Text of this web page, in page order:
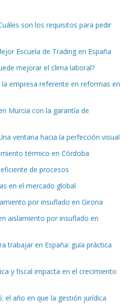
son los requisitos para pedir
Escuela de Trading en España
mejorar el clima laboral?
empresa referente en reformas en
Murcia con la garantía de
ventana hacia la perfección visual
térmico en Córdoba
de procesos
en el mercado global
por insuflado en Girona
aislamiento por insuflado en
trabajar en España: guía práctica
y fiscal impacta en el crecimiento
el año en que la gestión jurídica